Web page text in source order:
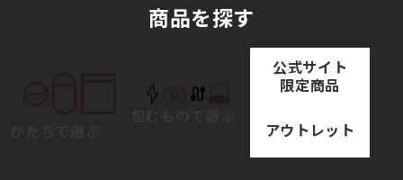
商品を探す
公式サイト
限定商品
アウトレット